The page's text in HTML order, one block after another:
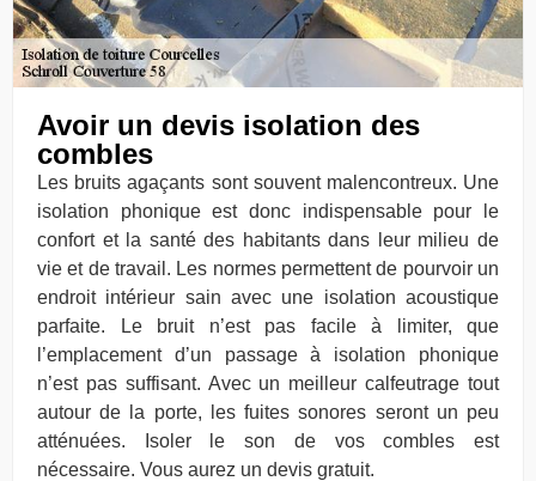
Avoir un devis isolation des
combles
Les bruits agaçants sont souvent malencontreux. Une
isolation phonique est donc indispensable pour le
confort et la santé des habitants dans leur milieu de
vie et de travail. Les normes permettent de pourvoir un
endroit intérieur sain avec une isolation acoustique
parfaite. Le bruit n’est pas facile à limiter, que
l’emplacement d’un passage à isolation phonique
n’est pas suffisant. Avec un meilleur calfeutrage tout
autour de la porte, les fuites sonores seront un peu
atténuées. Isoler le son de vos combles est
nécessaire. Vous aurez un devis gratuit.